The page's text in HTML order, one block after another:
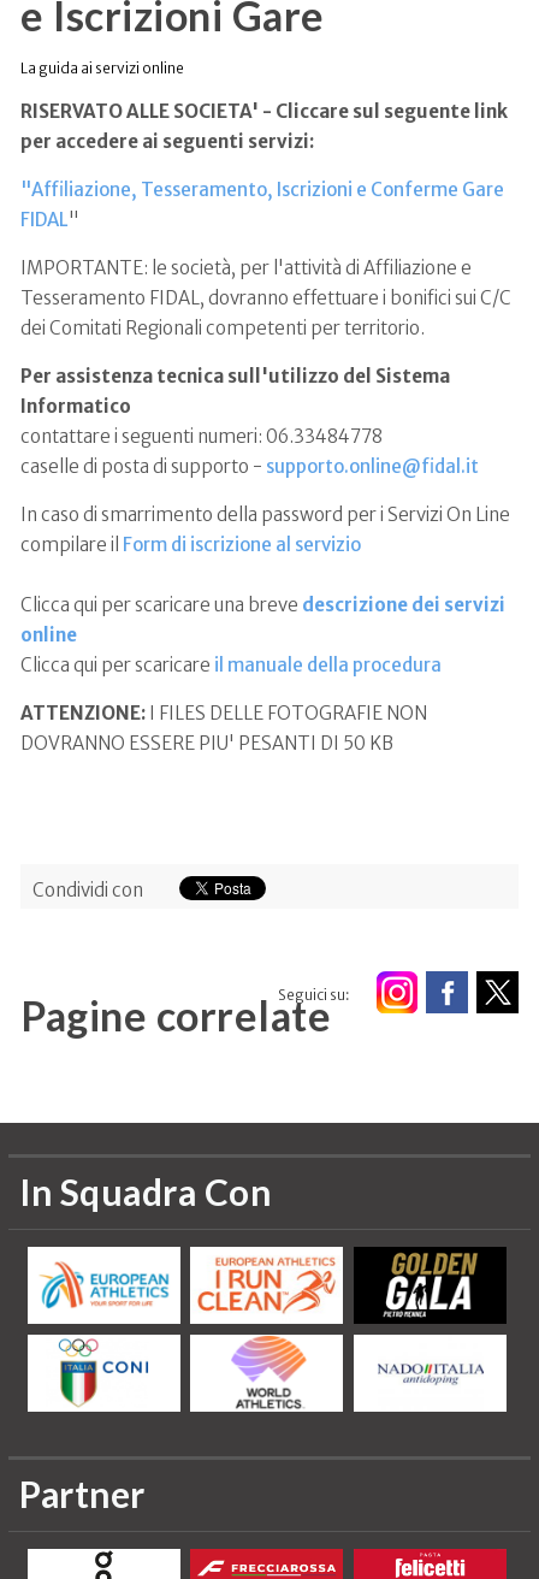
e Iscrizioni Gare
La guida ai servizi online
RISERVATO ALLE SOCIETA' - Cliccare sul seguente link
per accedere ai seguenti servizi:
"Affiliazione, Tesseramento, Iscrizioni e Conferme Gare
FIDAL"
IMPORTANTE: le società, per l'attività di Affiliazione e
Tesseramento FIDAL, dovranno effettuare i bonifici sui C/C
dei Comitati Regionali competenti per territorio.
Per assistenza tecnica sull'utilizzo del Sistema
Informatico
contattare i seguenti numeri: 06.33484778
caselle di posta di supporto - supporto.online@fidal.it
In caso di smarrimento della password per i Servizi On Line
compilare il Form di iscrizione al servizio
Clicca qui per scaricare una breve descrizione dei servizi
online
Clicca qui per scaricare il manuale della procedura
ATTENZIONE: I FILES DELLE FOTOGRAFIE NON
DOVRANNO ESSERE PIU' PESANTI DI 50 KB
Condividi con
Seguici su:
Pagine correlate
In Squadra Con
Partner